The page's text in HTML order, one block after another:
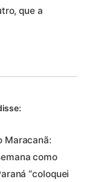
que a
Maracanã:
como
“coloquei